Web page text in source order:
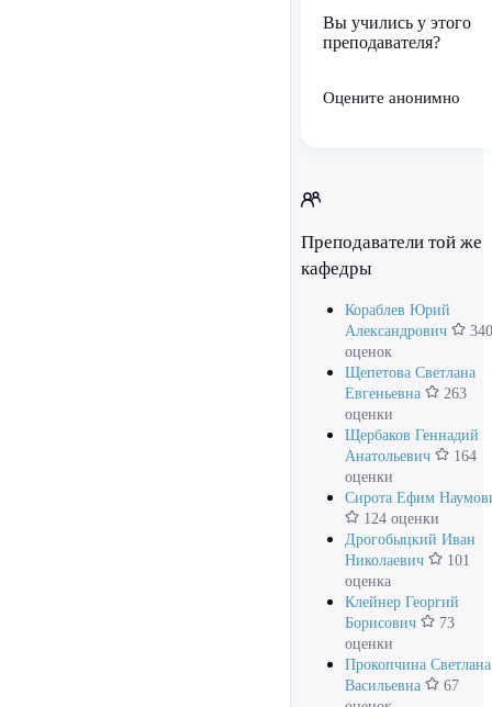
Вы учились у этого
преподавателя?
Оцените анонимно
Преподаватели той же
кафедры
Кораблев Юрий
Александрович
340
оценок
Щепетова Светлана
Евгеньевна
263
оценки
Щербаков Геннадий
Анатольевич
164
оценки
Сирота Ефим
124 оценки
Дрогобыцкий Иван
Николаевич
101
оценка
Клейнер Георгий
Борисович
73
оценки
Прокопчина Светлана
Васильевна
67